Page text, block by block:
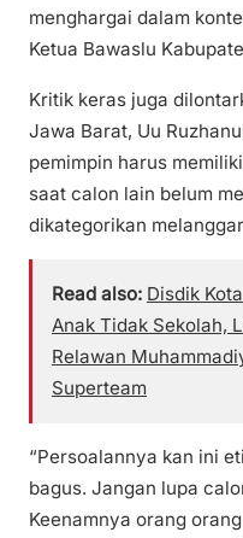
menghargai dalam
Ketua Bawaslu
Kritik keras juga
Jawa Barat, Uu
pemimpin harus
saat calon lain belum
dikategorikan
Read also: Disdik
Anak Tidak Sekolah,
Relawan
Superteam
“Persoalannya kan ini
bagus. Jangan lupa
Keenamnya orang